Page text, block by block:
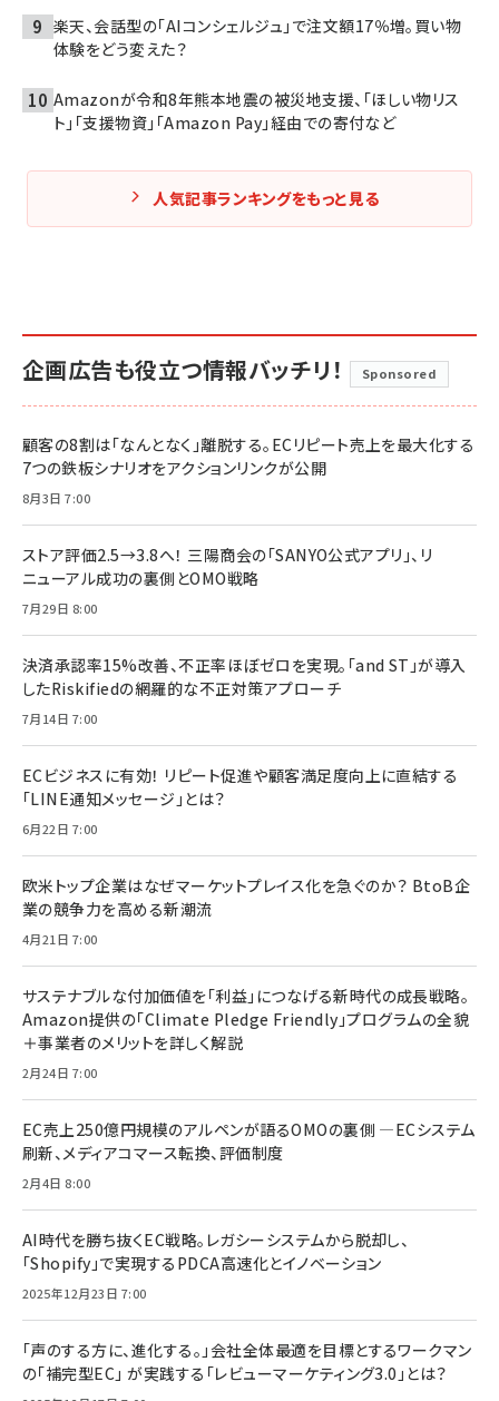
楽天、会話型の「AIコンシェルジュ」で注文額17％増。買い物
体験をどう変えた？
Amazonが令和8年熊本地震の被災地支援、「ほしい物リス
ト」「支援物資」「Amazon Pay」経由での寄付など
人気記事ランキングをもっと見る
企画広告も役立つ情報バッチリ！ Sponsored
顧客の8割は「なんとなく」離脱する。ECリピート売上を最大化する
7つの鉄板シナリオをアクションリンクが公開
8月3日 7:00
ストア評価2.5→3.8へ！ 三陽商会の「SANYO公式アプリ」、リ
ニューアル成功の裏側とOMO戦略
7月29日 8:00
決済承認率15%改善、不正率ほぼゼロを実現。「and ST」が導入
したRiskifiedの網羅的な不正対策アプローチ
7月14日 7:00
ECビジネスに有効！ リピート促進や顧客満足度向上に直結する
「LINE通知メッセージ」とは？
6月22日 7:00
欧米トップ企業はなぜマーケットプレイス化を急ぐのか？ BtoB企
業の競争力を高める新潮流
4月21日 7:00
サステナブルな付加価値を「利益」につなげる新時代の成長戦略。
Amazon提供の「Climate Pledge Friendly」プログラムの全貌
＋事業者のメリットを詳しく解説
2月24日 7:00
EC売上250億円規模のアルペンが語るOMOの裏側 ―ECシステム
刷新、メディアコマース転換、評価制度
2月4日 8:00
AI時代を勝ち抜くEC戦略。レガシーシステムから脱却し、
「Shopify」で実現するPDCA高速化とイノベーション
2025年12月23日 7:00
「声のする方に、進化する。」会社全体最適を目標とするワークマン
の「補完型EC」 が実践する「レビューマーケティング3.0」とは？